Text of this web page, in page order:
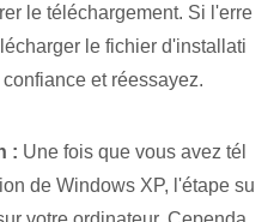
le téléchargement. Si l'erre
le fichier d'installati
et réessayez.
: Une fois que vous avez tél
de Windows XP, l'étape su